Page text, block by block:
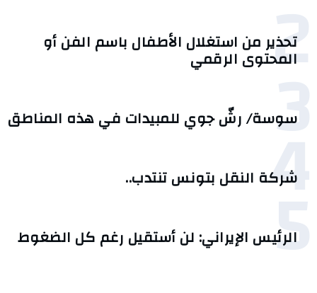
2
تحذير من استغلال الأطفال باسم الفن أو
المحتوى الرقمي
3
سوسة/ رشّ جوي للمبيدات في هذه المناطق
4
شركة النقل بتونس تنتدب..
5
الرئيس الإيراني: لن أستقيل رغم كل الضغوط